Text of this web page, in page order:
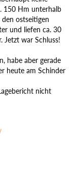
150 Hm unterhalb
ostseitigen
und liefen ca. 30
Jetzt war Schluss!
habe aber gerade
heute am Schinder
nicht